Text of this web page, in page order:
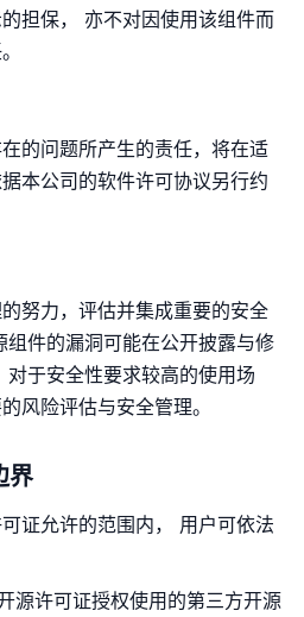
担保， 亦不对因使用该组件而
的问题所产生的责任，将在适
本公司的软件许可协议另行约
努力，评估并集成重要的安全
件的漏洞可能在公开披露与修
于安全性要求较高的使用场
风险评估与安全管理。
界
证允许的范围内， 用户可依法
源许可证授权使用的第三方开源